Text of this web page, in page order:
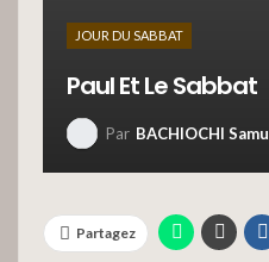
JOUR DU SABBAT
Paul Et Le Sabbat
Par BACHIOCHI Samuele
Partagez